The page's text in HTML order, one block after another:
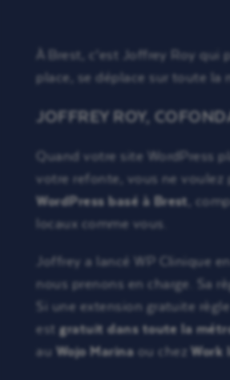
À Brest, c’est Joffrey Roy
place, se déplace sur toute la
JOFFREY ROY,
Quand votre site WordPress
votre refonte, vous ne voulez
WordPress basé à Brest ,
locaux comme vous.
Joffrey a lancé WP Clinique
nous prenons en charge. Sa
Si une extension gratuite
estgratuit dans toute la
au Wojo Marina ou chez Work